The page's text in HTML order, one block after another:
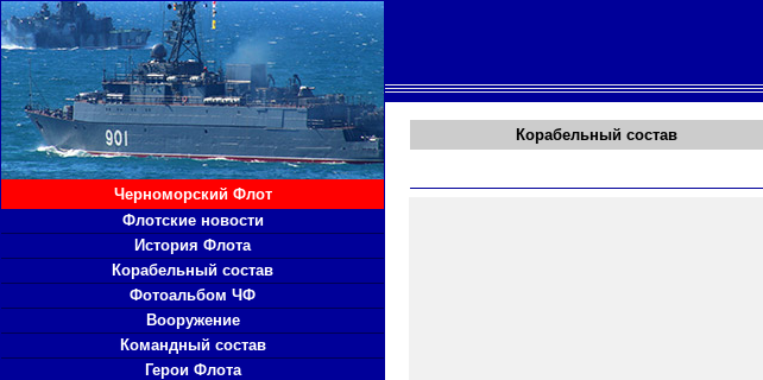
Черноморский Флот
Флотские новости
История Флота
Корабельный состав
Фотоальбом ЧФ
Вооружение
Командный состав
Герои Флота
Корабельный состав